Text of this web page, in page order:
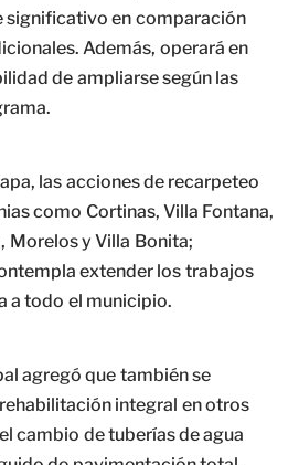
significativo en comparación
Además, operará en
de ampliarse según las
las acciones de recarpeteo
como Cortinas, Villa Fontana,
Morelos y Villa Bonita;
extender los trabajos
a todo el municipio.
agregó que también se
integral en otros
cambio de tuberías de agua